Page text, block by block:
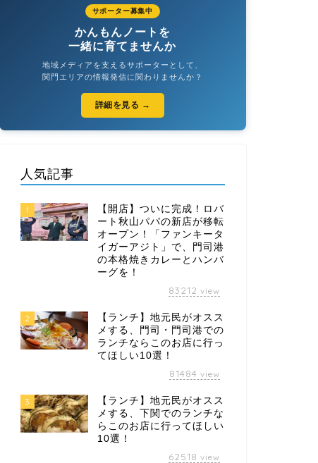
サポーター募集中
かんもんノートを
一緒に育てませんか
地域メディアを支えるサポーターとして、
関門エリアの情報発信に関わりませんか？
詳細を見る →
人気記事
1
【開店】ついに完成！ロバ
ート秋山パパの新店が移転
オープン！「ファンキータ
イガーアジト」で、門司港
の本格焼きカレーとハンバ
ーグを！
83212 view
2
【ランチ】地元民がオスス
メする、門司・門司港での
ランチならこのお店に行っ
てほしい10選！
81484 view
3
【ランチ】地元民がオスス
メする、下関でのランチな
らこのお店に行ってほしい
10選！
62518 view